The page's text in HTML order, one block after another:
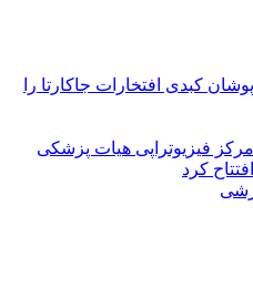
کبدی افتخارات جاکارتا را
فیزیوتراپی هیات پزشکی
کرد